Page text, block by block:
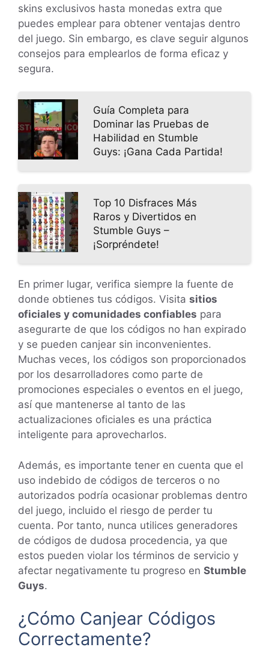
skins exclusivos hasta monedas extra que
puedes emplear para obtener ventajas dentro
del juego. Sin embargo, es clave seguir algunos
consejos para emplearlos de forma eficaz y
segura.
Guía Completa para
Dominar las Pruebas de
Habilidad en Stumble
Guys: ¡Gana Cada Partida!
Top 10 Disfraces Más
Raros y Divertidos en
Stumble Guys –
¡Sorpréndete!
En primer lugar, verifica siempre la fuente de
donde obtienes tus códigos. Visita sitios
oficiales y comunidades confiables para
asegurarte de que los códigos no han expirado
y se pueden canjear sin inconvenientes.
Muchas veces, los códigos son proporcionados
por los desarrolladores como parte de
promociones especiales o eventos en el juego,
así que mantenerse al tanto de las
actualizaciones oficiales es una práctica
inteligente para aprovecharlos.
Además, es importante tener en cuenta que el
uso indebido de códigos de terceros o no
autorizados podría ocasionar problemas dentro
del juego, incluido el riesgo de perder tu
cuenta. Por tanto, nunca utilices generadores
de códigos de dudosa procedencia, ya que
estos pueden violar los términos de servicio y
afectar negativamente tu progreso en Stumble
Guys.
¿Cómo Canjear Códigos
Correctamente?